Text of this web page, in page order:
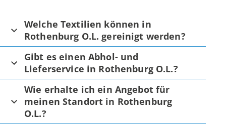
Welche Textilien können in
Rothenburg O.L. gereinigt werden?
Gibt es einen Abhol- und
Lieferservice in Rothenburg O.L.?
Wie erhalte ich ein Angebot für
meinen Standort in Rothenburg
O.L.?